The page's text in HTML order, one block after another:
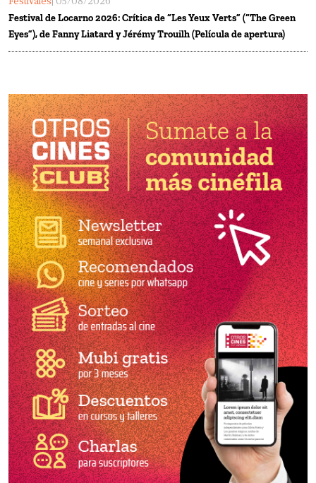
Festival de Locarno 2026: Crítica de “Les Yeux Verts” (“The Green
Eyes”), de Fanny Liatard y Jérémy Trouilh (Película de apertura)